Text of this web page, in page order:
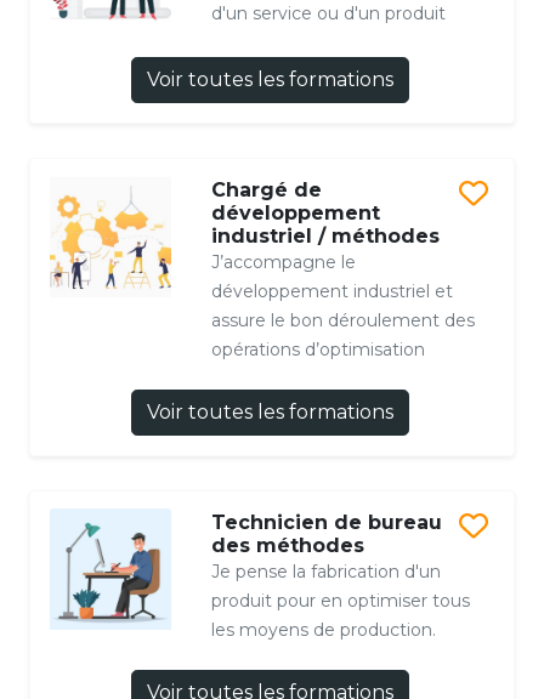
d'un service ou d'un produit
Voir toutes les formations
Chargé de
développement
industriel / méthodes
J’accompagne le
développement industriel et
assure le bon déroulement des
opérations d’optimisation
Voir toutes les formations
Technicien de bureau
des méthodes
Je pense la fabrication d'un
produit pour en optimiser tous
les moyens de production.
Voir toutes les formations